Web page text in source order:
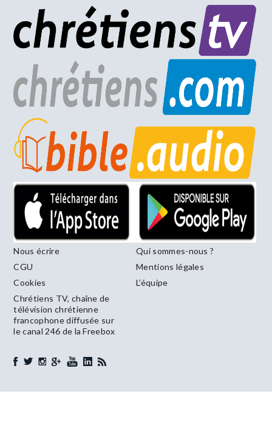
Nous écrire
Qui sommes-nous ?
CGU
Mentions légales
Cookies
L’équipe
Chrétiens TV, chaîne de
télévision chrétienne
francophone diffusée sur
le canal 246 de la Freebox